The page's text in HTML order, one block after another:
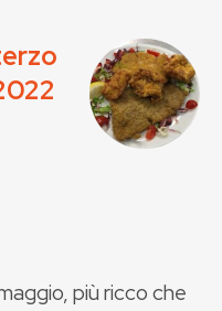
più ricco che